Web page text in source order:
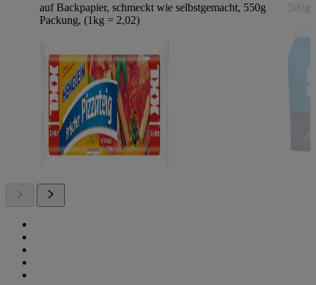
auf Backpapier, schmeckt wie selbstgemacht, 550g
Packung, (1kg = 2,02)
500g